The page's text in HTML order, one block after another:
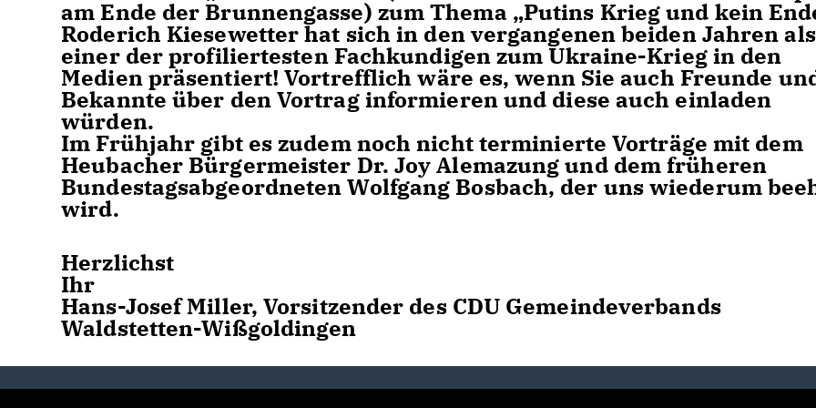
am Ende der Brunnengasse) zum Thema „Putins Krieg und kein
Roderich Kiesewetter hat sich in den vergangenen beiden Jahren als
einer der profiliertesten Fachkundigen zum Ukraine-Krieg in den
Medien präsentiert! Vortrefflich wäre es, wenn Sie auch Freunde
Bekannte über den Vortrag informieren und diese auch einladen
würden.
Im Frühjahr gibt es zudem noch nicht terminierte Vorträge mit dem
Heubacher Bürgermeister Dr. Joy Alemazung und dem früheren
Bundestagsabgeordneten Wolfgang Bosbach, der uns wiederum
wird.
Herzlichst
Ihr
Hans-Josef Miller, Vorsitzender des CDU Gemeindeverbands
Waldstetten-Wißgoldingen